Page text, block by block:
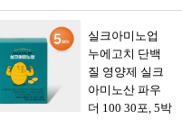
실크아미노업
누에고치 단백
질 영양제 실크
아미노산 파우
더 100 30포, 5박